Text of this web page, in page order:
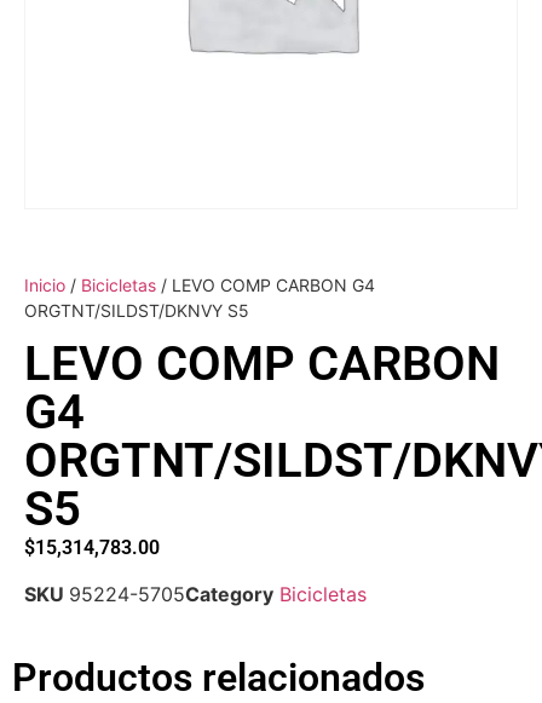
Inicio / Bicicletas / LEVO COMP CARBON G4
ORGTNT/SILDST/DKNVY S5
LEVO COMP CARBON
G4
ORGTNT/SILDST/
S5
$15,314,783.00
SKU 95224-5705Category Bicicletas
Productos relacionados